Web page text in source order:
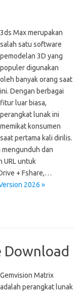
3ds Max merupakan
salah satu software
pemodelan 3D yang
populer digunakan
oleh banyak orang saat
ini. Dengan berbagai
fitur luar biasa,
perangkat lunak ini
memikat konsumen
saat pertama kali dirilis.
mengunduh dan
URL untuk
+ Fshare,…
2026 »
Download
Gemvision Matrix
adalah perangkat lunak